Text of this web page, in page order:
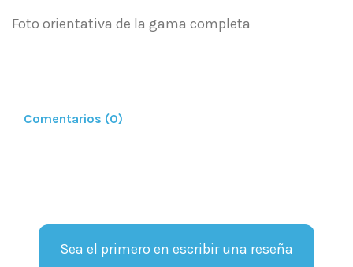
Foto orientativa de la gama completa
Comentarios (0)
Sea el primero en escribir una reseña